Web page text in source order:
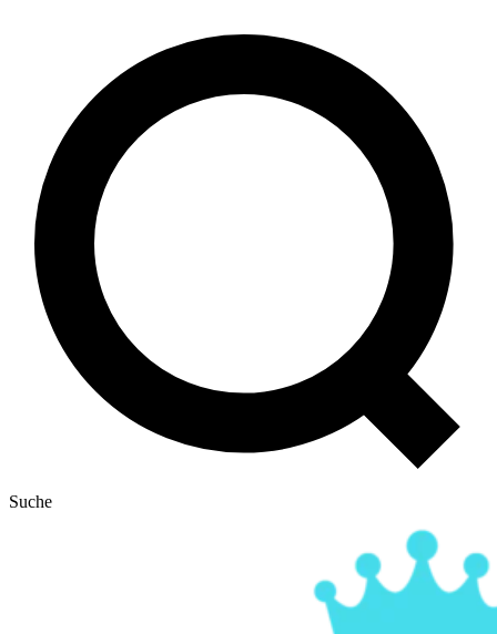
Suche